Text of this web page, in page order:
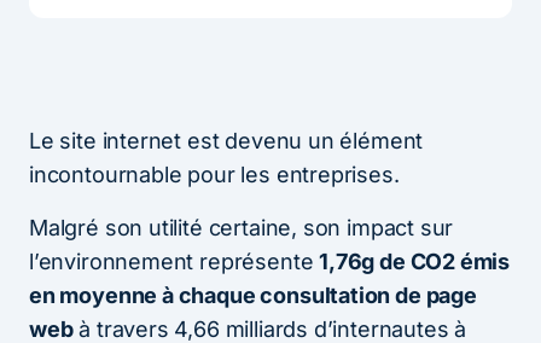
Le site internet est devenu un élément
incontournable pour les entreprises.
Malgré son utilité certaine, son impact sur
l’environnement représente1,76g de CO2 émis
en moyenne à chaque consultation de page
webà travers 4,66 milliards d’internautes à